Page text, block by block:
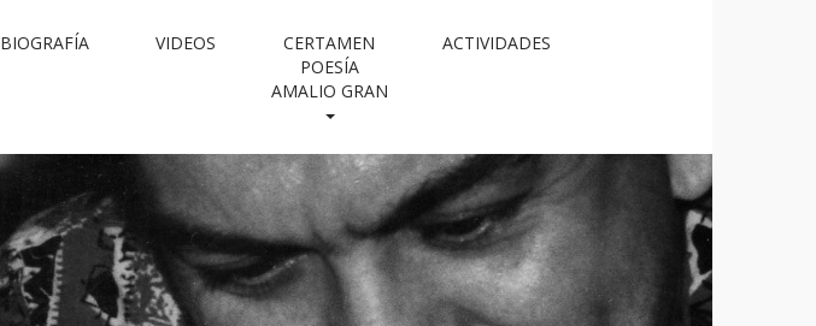
BIOGRAFÍA VIDEOS
CERTAMEN
POESÍA
AMALIO GRAN
ACTIVIDADES